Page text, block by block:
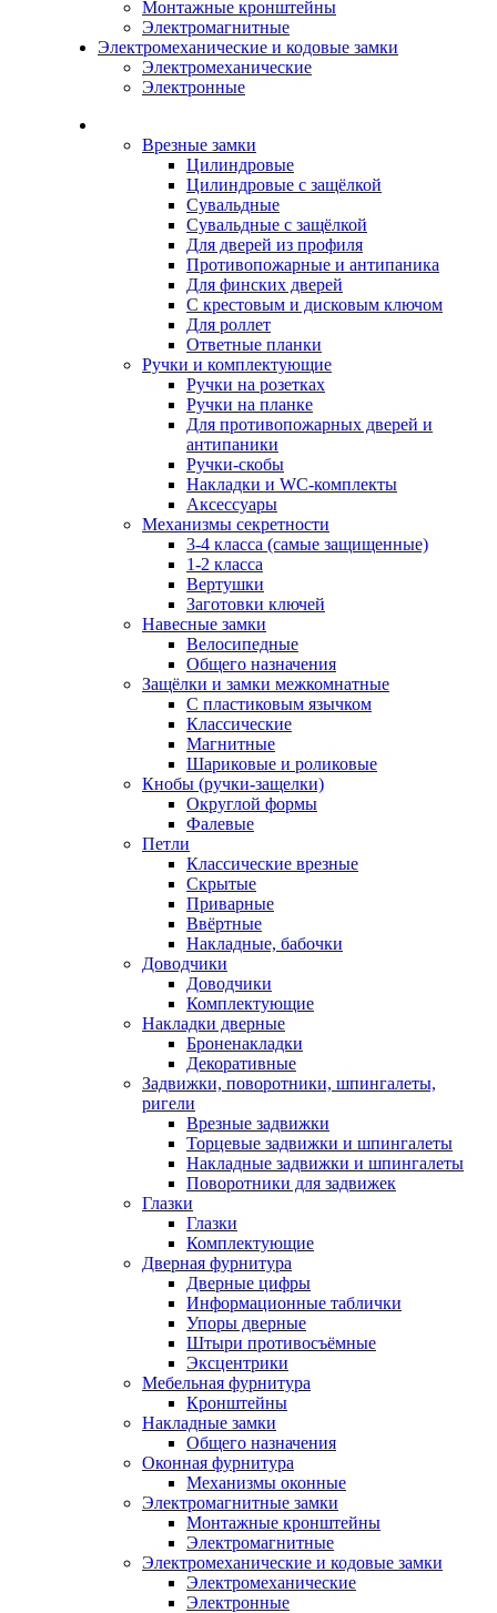
Монтажные кронштейны
Электромагнитные
Электромеханические и кодовые замки
Электромеханические
Электронные
Врезные замки
Цилиндровые
Цилиндровые с защёлкой
Сувальдные
Сувальдные с защёлкой
Для дверей из профиля
Противопожарные и антипаника
Для финских дверей
С крестовым и дисковым ключом
Для роллет
Ответные планки
Ручки и комплектующие
Ручки на розетках
Ручки на планке
Для противопожарных дверей и
антипаники
Ручки-скобы
Накладки и WC-комплекты
Аксессуары
Механизмы секретности
3-4 класса (самые защищенные)
1-2 класса
Вертушки
Заготовки ключей
Навесные замки
Велосипедные
Общего назначения
Защёлки и замки межкомнатные
С пластиковым язычком
Классические
Магнитные
Шариковые и роликовые
Кнобы (ручки-защелки)
Округлой формы
Фалевые
Петли
Классические врезные
Скрытые
Приварные
Ввёртные
Накладные, бабочки
Доводчики
Доводчики
Комплектующие
Накладки дверные
Броненакладки
Декоративные
Задвижки, поворотники, шпингалеты,
ригели
Врезные задвижки
Торцевые задвижки и шпингалеты
Накладные задвижки и шпингалеты
Поворотники для задвижек
Глазки
Глазки
Комплектующие
Дверная фурнитура
Дверные цифры
Информационные таблички
Упоры дверные
Штыри противосъёмные
Эксцентрики
Мебельная фурнитура
Кронштейны
Накладные замки
Общего назначения
Оконная фурнитура
Механизмы оконные
Электромагнитные замки
Монтажные кронштейны
Электромагнитные
Электромеханические и кодовые замки
Электромеханические
Электронные